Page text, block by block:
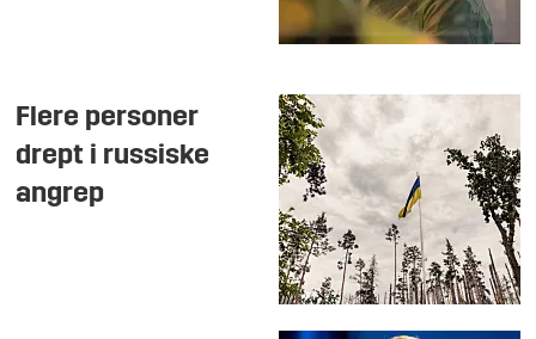
Flere personer
drept i russiske
angrep